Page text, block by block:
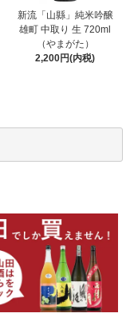
新流「山縣」純米吟醸
雄町 中取り 生 720ml
（やまがた）
2,200円(内税)